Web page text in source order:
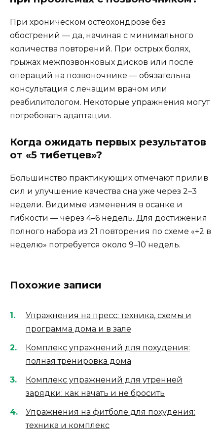
При хроническом остеохондрозе без
обострений — да, начиная с минимального
количества повторений. При острых болях,
грыжах межпозвонковых дисков или после
операций на позвоночнике — обязательна
консультация с лечащим врачом или
реабилитологом. Некоторые упражнения могут
потребовать адаптации.
Когда ожидать первых результатов
от «5 тибетцев»?
Большинство практикующих отмечают прилив
сил и улучшение качества сна уже через 2–3
недели. Видимые изменения в осанке и
гибкости — через 4–6 недель. Для достижения
полного набора из 21 повторения по схеме «+2 в
неделю» потребуется около 9–10 недель.
Похожие записи
Упражнения на пресс: техника, схемы и
программа дома и в зале
Комплекс упражнений для похудения:
полная тренировка дома
Комплекс упражнений для утренней
зарядки: как начать и не бросить
Упражнения на фитболе для похудения:
техника и комплекс